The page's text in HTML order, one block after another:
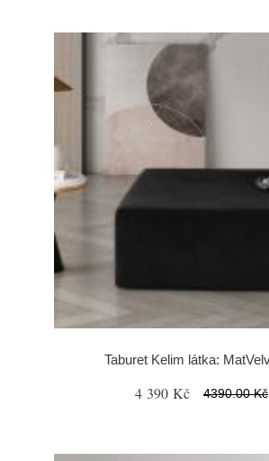
Taburet Kelim látka:
4 390 Kč 4390.00 Kč